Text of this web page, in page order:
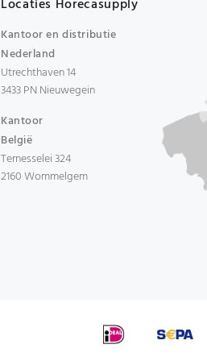
Locaties Horecasupply
Kantoor en distributie
Nederland
Utrechthaven 14
3433 PN Nieuwegein
Kantoor
België
Ternesselei 324
2160 Wommelgem